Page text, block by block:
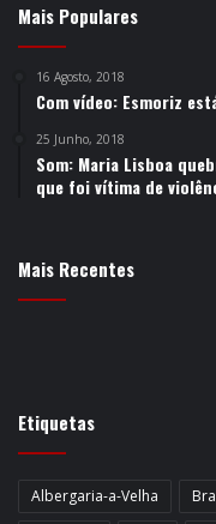
Mais Populares
16 Agosto, 2018
Com vídeo: Esmoriz
25 Junho, 2018
Som: Maria Lisboa
que foi vítima de
Mais Recentes
Etiquetas
Albergaria-a-Velha